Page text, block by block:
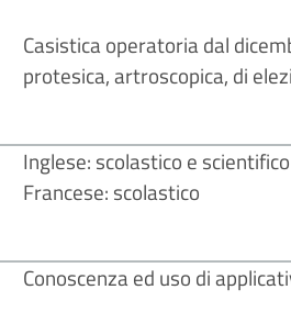
Casistica operatoria dal
protesica, artroscopica, di
Inglese: scolastico e scientifico
Francese: scolastico
Conoscenza ed uso di